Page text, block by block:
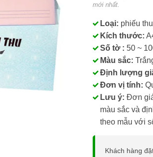
mới nhất.
Loại: phiếu
Kích thước:
Số tờ : 50 ~
Màu sắc:
Định lượng
Đơn vị tính:
Lưu ý: Đơn
màu sắc và
theo mẫu với
Khách hàng